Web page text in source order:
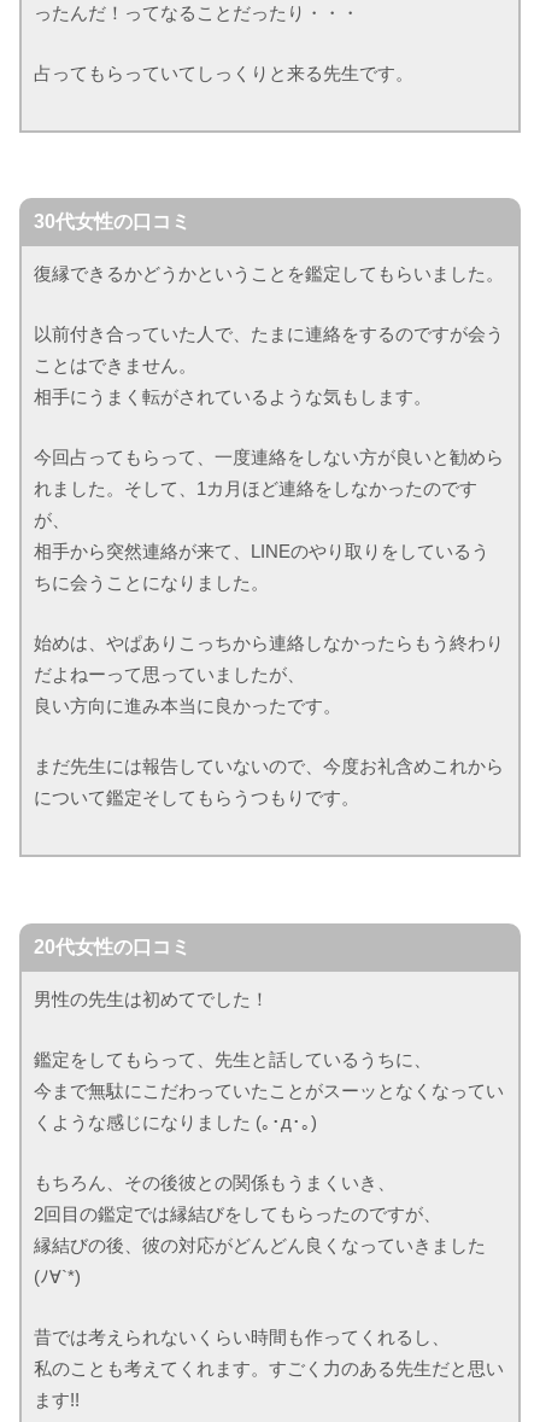
ったんだ！ってなることだったり・・・
占ってもらっていてしっくりと来る先生です。
30代女性の口コミ
復縁できるかどうかということを鑑定してもらいました。
以前付き合っていた人で、たまに連絡をするのですが会う
ことはできません。
相手にうまく転がされているような気もします。
今回占ってもらって、一度連絡をしない方が良いと勧めら
れました。そして、1カ月ほど連絡をしなかったのです
が、
相手から突然連絡が来て、LINEのやり取りをしているう
ちに会うことになりました。
始めは、やぱありこっちから連絡しなかったらもう終わり
だよねーって思っていましたが、
良い方向に進み本当に良かったです。
まだ先生には報告していないので、今度お礼含めこれから
について鑑定そしてもらうつもりです。
20代女性の口コミ
男性の先生は初めてでした！
鑑定をしてもらって、先生と話しているうちに、
今まで無駄にこだわっていたことがスーッとなくなってい
くような感じになりました (｡･д･｡)
もちろん、その後彼との関係もうまくいき、
2回目の鑑定では縁結びをしてもらったのですが、
縁結びの後、彼の対応がどんどん良くなっていきました
(ﾉ∀`*)
昔では考えられないくらい時間も作ってくれるし、
私のことも考えてくれます。すごく力のある先生だと思い
ます!!